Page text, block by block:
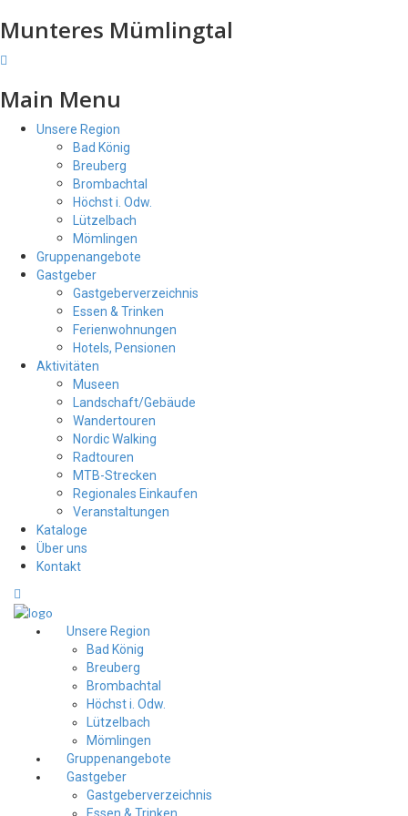
Munteres Mümlingtal
Main Menu
Unsere Region
Bad König
Breuberg
Brombachtal
Höchst i. Odw.
Lützelbach
Mömlingen
Gruppenangebote
Gastgeber
Gastgeberverzeichnis
Essen & Trinken
Ferienwohnungen
Hotels, Pensionen
Aktivitäten
Museen
Landschaft/Gebäude
Wandertouren
Nordic Walking
Radtouren
MTB-Strecken
Regionales Einkaufen
Veranstaltungen
Kataloge
Über uns
Kontakt
Unsere Region
Bad König
Breuberg
Brombachtal
Höchst i. Odw.
Lützelbach
Mömlingen
Gruppenangebote
Gastgeber
Gastgeberverzeichnis